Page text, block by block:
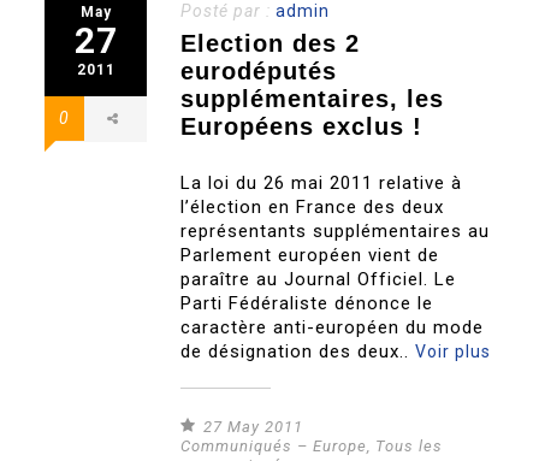
May
27
2011
0
Posté par :admin
Election des 2
eurodéputés
supplémentaires, les
Européens exclus !
La loi du 26 mai 2011 relative à
l’élection en France des deux
représentants supplémentaires au
Parlement européen vient de
paraître au Journal Officiel. Le
Parti Fédéraliste dénonce le
caractère anti-européen du mode
de désignation des deux..Voir plus
27 May 2011
Communiqués – Europe, Tous les